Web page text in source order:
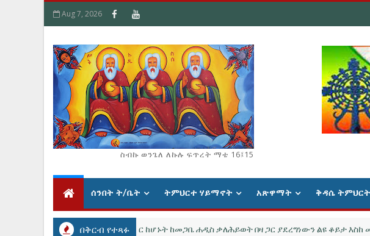
Aug 7, 2026
ስብኩ ወንጌለ ለኩሉ ፍጥረት ማቴ 16፤15
ሰንበት ት/ቤት ትምህርተ ሃይማኖት አጽዋማት ቅዳሴ ትምህርት
በቅርብ የተጻፉ
ትርጓሜ ምስክር መምህር ከሆኑት ከመጋቤ ሐዲስ ቃለሕይወት በዛ ጋር ያደረግነውን ልዩ ቆይታ እስከ